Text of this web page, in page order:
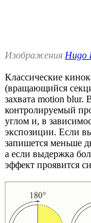
Изображения Hugo
Классические
(вращающийся
захвата motion blur.
контролируемый
углом и, в
экспозиции. Если
запишется меньше
а если выдержка
эффект проявится